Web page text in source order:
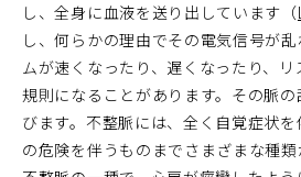
し、全身に血液を送り出しています（
し、何らかの理由でその電気信号が
ムが速くなったり、遅くなったり、
規則になることがあります。その脈
びます。不整脈には、全く自覚症状
の危険を伴うものまでさまざまな種類